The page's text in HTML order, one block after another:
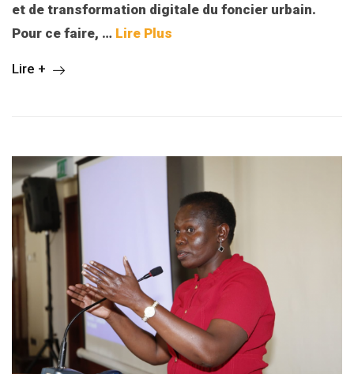
et de transformation digitale du foncier urbain.
Pour ce faire, … Lire Plus
Lire +